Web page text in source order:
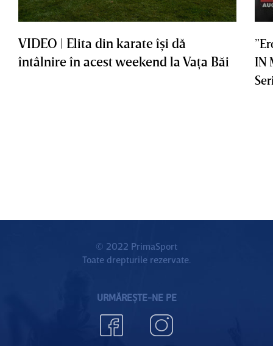
VIDEO | Elita din karate îşi dă
întâlnire în acest weekend la Vaţa Băi
IN
© 2022 PrimaSport
Toate drepturile rezervate.
URMĂREȘTE-NE PE